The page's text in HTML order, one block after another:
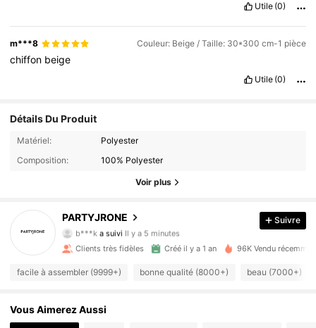
Utile (0)
m***8 Couleur: Beige / Taille: 30*300 cm-1 pièce
chiffon beige
Utile (0)
Détails Du Produit
Matériel:
Polyester
Composition:
100% Polyester
Voir plus
PARTYJRONE
b***ka suiviIl y a 5 minutes
c***3 est en train de naviguer
4.94
6.4K Suiveurs
Suivre
Clients très fidèles Créé il y a 1 an 96K Vendu
facile à assembler (9999+) bonne qualité (8000+) beau (7000+)
Vous Aimerez Aussi